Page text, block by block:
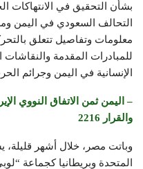
بشأن التحقيق في الانتهاكات
التحالف السعودي في اليمن
معلومات وتفاصيل تتعلق
للمبادرات المقدمة والنقاشات
الإنسانية في اليمن وجرائم
– اليمن ثمن الاتفاق النووي
والقرار 2216
وباتت مصر، خلال أشهر قليلة،
المتحدة وبريطانيا كجماعة